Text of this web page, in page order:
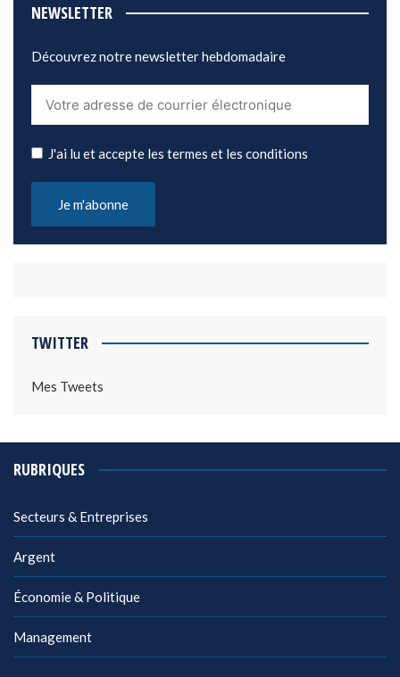
NEWSLETTER
Découvrez notre newsletter hebdomadaire
J'ai lu et accepte les termes et les conditions
TWITTER
Mes Tweets
RUBRIQUES
Secteurs & Entreprises
Argent
Économie & Politique
Management